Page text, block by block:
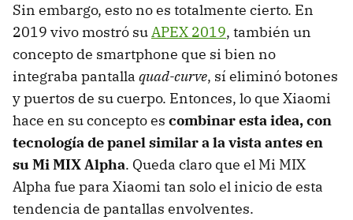
Sin embargo, esto no es totalmente cierto. En
2019 vivo mostró suAPEX 2019, también un
concepto de smartphone que si bien no
integraba pantalla quad-curve, sí eliminó botones
y puertos de su cuerpo. Entonces, lo que Xiaomi
hace en su concepto es combinar esta idea, con
tecnología de panel similar a la vista antes en
su Mi MIX Alpha. Queda claro que el Mi MIX
Alpha fue para Xiaomi tan solo el inicio de esta
tendencia de pantallas envolventes.